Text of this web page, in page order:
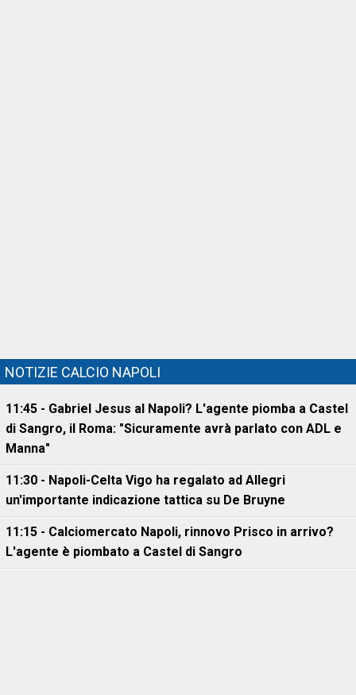
NOTIZIE CALCIO NAPOLI
11:45 - Gabriel Jesus al Napoli? L'agente piomba a Castel
di Sangro, il Roma: "Sicuramente avrà parlato con ADL e
Manna"
11:30 - Napoli-Celta Vigo ha regalato ad Allegri
un'importante indicazione tattica su De Bruyne
11:15 - Calciomercato Napoli, rinnovo Prisco in arrivo?
L'agente è piombato a Castel di Sangro